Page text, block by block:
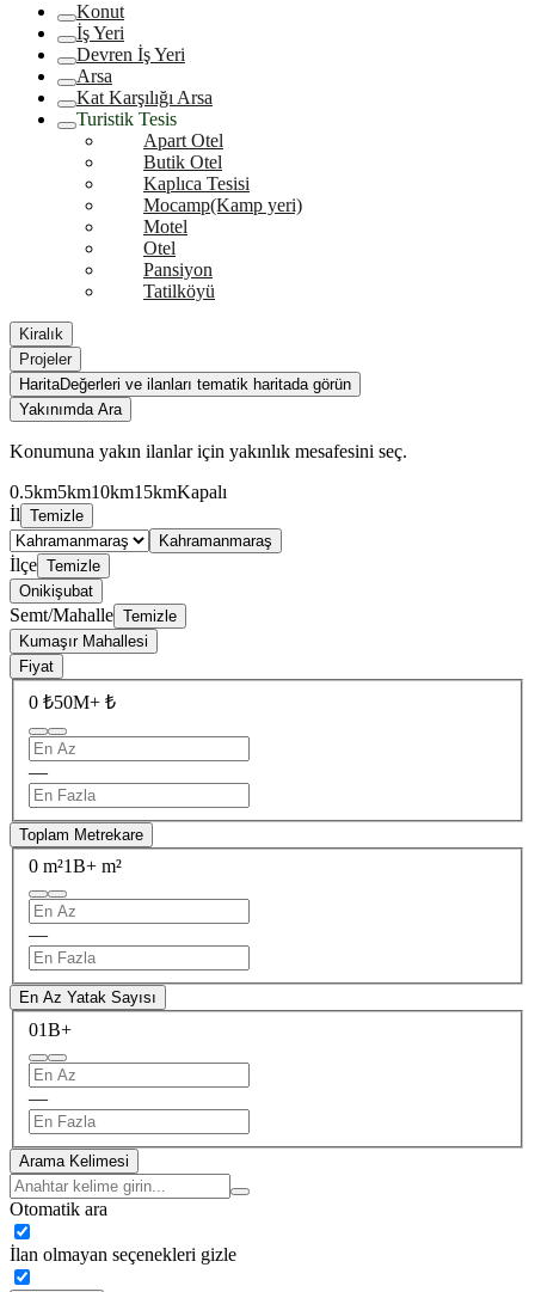
Konut
İş Yeri
Devren İş Yeri
Arsa
Kat Karşılığı Arsa
Turistik Tesis
Apart Otel
Butik Otel
Kaplıca Tesisi
Mocamp(Kamp yeri)
Motel
Otel
Pansiyon
Tatilköyü
Kiralık
Projeler
HaritaDeğerleri ve ilanları tematik haritada görün
Yakınımda Ara
Konumuna yakın ilanlar için yakınlık mesafesini seç.
0.5km5km10km15kmKapalı
İl Temizle
Kahramanmaraş
İlçe Temizle
Onikişubat
Semt/Mahalle Temizle
Kumaşır Mahallesi
Fiyat
0 ₺50M+ ₺
—
Toplam Metrekare
0 m²1B+ m²
—
En Az Yatak Sayısı
01B+
—
Arama Kelimesi
Otomatik ara
İlan olmayan seçenekleri gizle